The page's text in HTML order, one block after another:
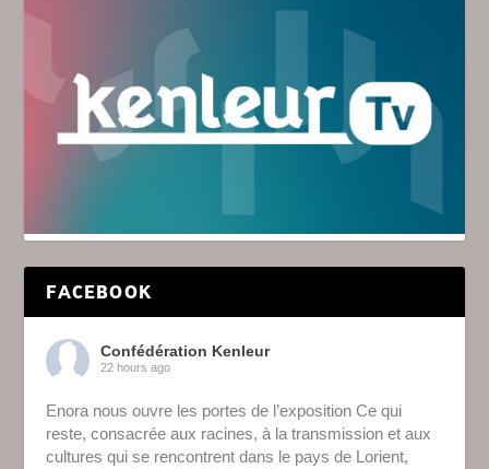
FACEBOOK
Confédération Kenleur
22 hours ago
Enora nous ouvre les portes de l’exposition Ce qui
reste, consacrée aux racines, à la transmission et aux
cultures qui se rencontrent dans le pays de Lorient,